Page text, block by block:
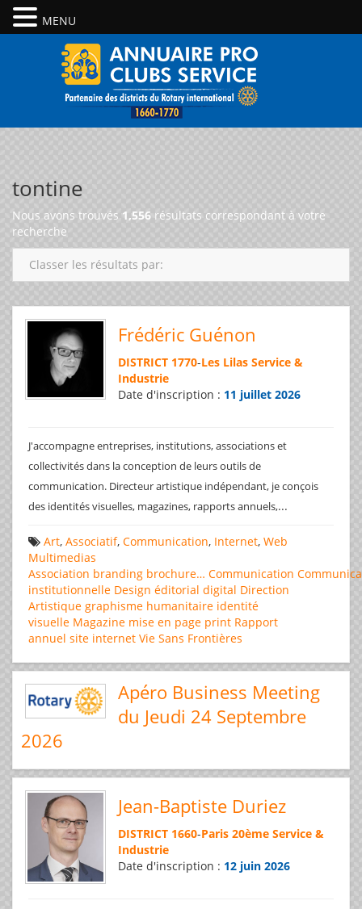
tontine
Nous avons trouvés 1,556 résultats correspondant à votre
recherche
Classer les résultats par:
Frédéric Guénon
DISTRICT 1770-Les Lilas Service &
Industrie
Date d'inscription : 11 juillet 2026
J'accompagne entreprises, institutions, associations et
collectivités dans la conception de leurs outils de
communication. Directeur artistique indépendant, je conçois
des identités visuelles, magazines, rapports annuels,...
Art, Associatif, Communication, Internet, Web
Multimedias
Association branding brochure… Communication
institutionnelle Design éditorial digital Direction
Artistique graphisme humanitaire identité
visuelle Magazine mise en page print Rapport
annuel site internet Vie Sans Frontières
Apéro Business Meeting
du Jeudi 24 Septembre
2026
Jean-Baptiste Duriez
DISTRICT 1660-Paris 20ème Service &
Industrie
Date d'inscription : 12 juin 2026
MENU